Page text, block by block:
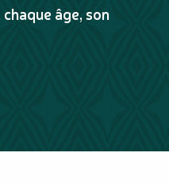
âge, son
favoris